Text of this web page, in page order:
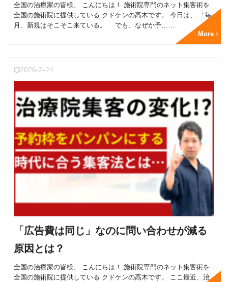
全国の治療家の皆様、 こんにちは！ 施術院専門のネット集客術を
全国の施術院に提供している クドケンの高木です。 今日は、 「毎
月、新規はそこそこ来ている。 でも、なぜか予……
More
2026-2-24
「広告費は同じ」なのに問い合わせが減る
原因とは？
全国の治療家の皆様、 こんにちは！ 施術院専門のネット集客術を
全国の施術院に提供している クドケンの高木です。 ここ最近、治